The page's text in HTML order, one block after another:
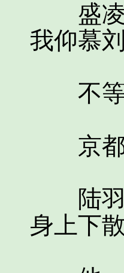
盛凌
我仰慕
不等
京都
陆羽
身上下